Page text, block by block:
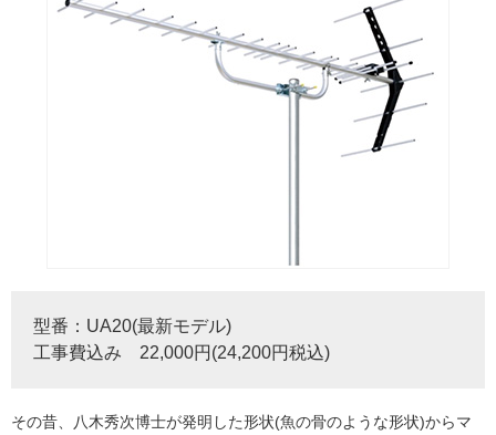
型番：UA20(最新モデル)
工事費込み 22,000円(24,200円税込)
その昔、八木秀次博士が発明した形状(魚の骨のような形状)からマ